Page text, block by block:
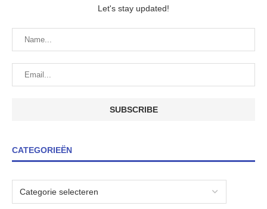
Let's stay updated!
CATEGORIEËN